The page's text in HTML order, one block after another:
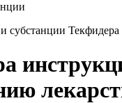
субстанции Текфидера